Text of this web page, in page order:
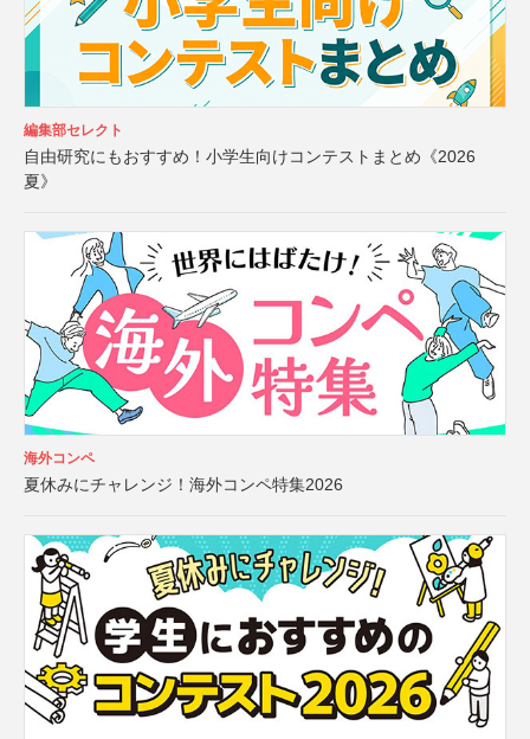
編集部セレクト
自由研究にもおすすめ！小学生向けコンテストまとめ《2026
夏》
海外コンペ
夏休みにチャレンジ！海外コンペ特集2026